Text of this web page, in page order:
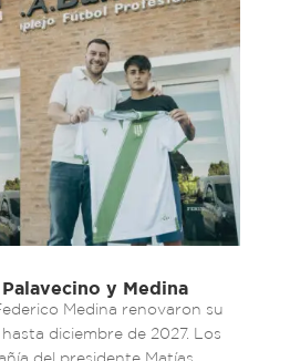
y Medina
Medina renovaron su
diciembre de 2027. Los
del presidente Matías